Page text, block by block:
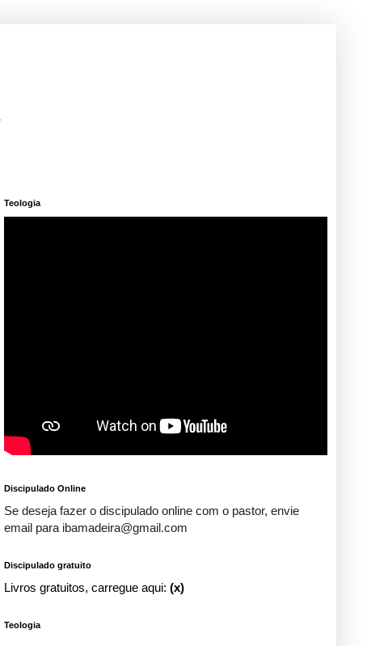
Teologia
Discipulado Online
Se deseja fazer o discipulado online com o pastor, envie
email para ibamadeira@gmail.com
Discipulado gratuito
Livros gratuitos, carregue aqui: (x)
Teologia